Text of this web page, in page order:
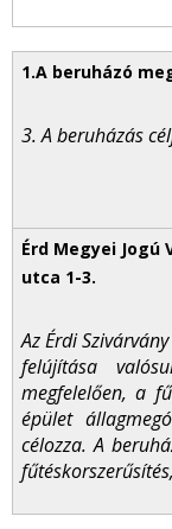
3. A beruházás
Az Érdi
felújítása
megfelelően, a
épület
célozza. A